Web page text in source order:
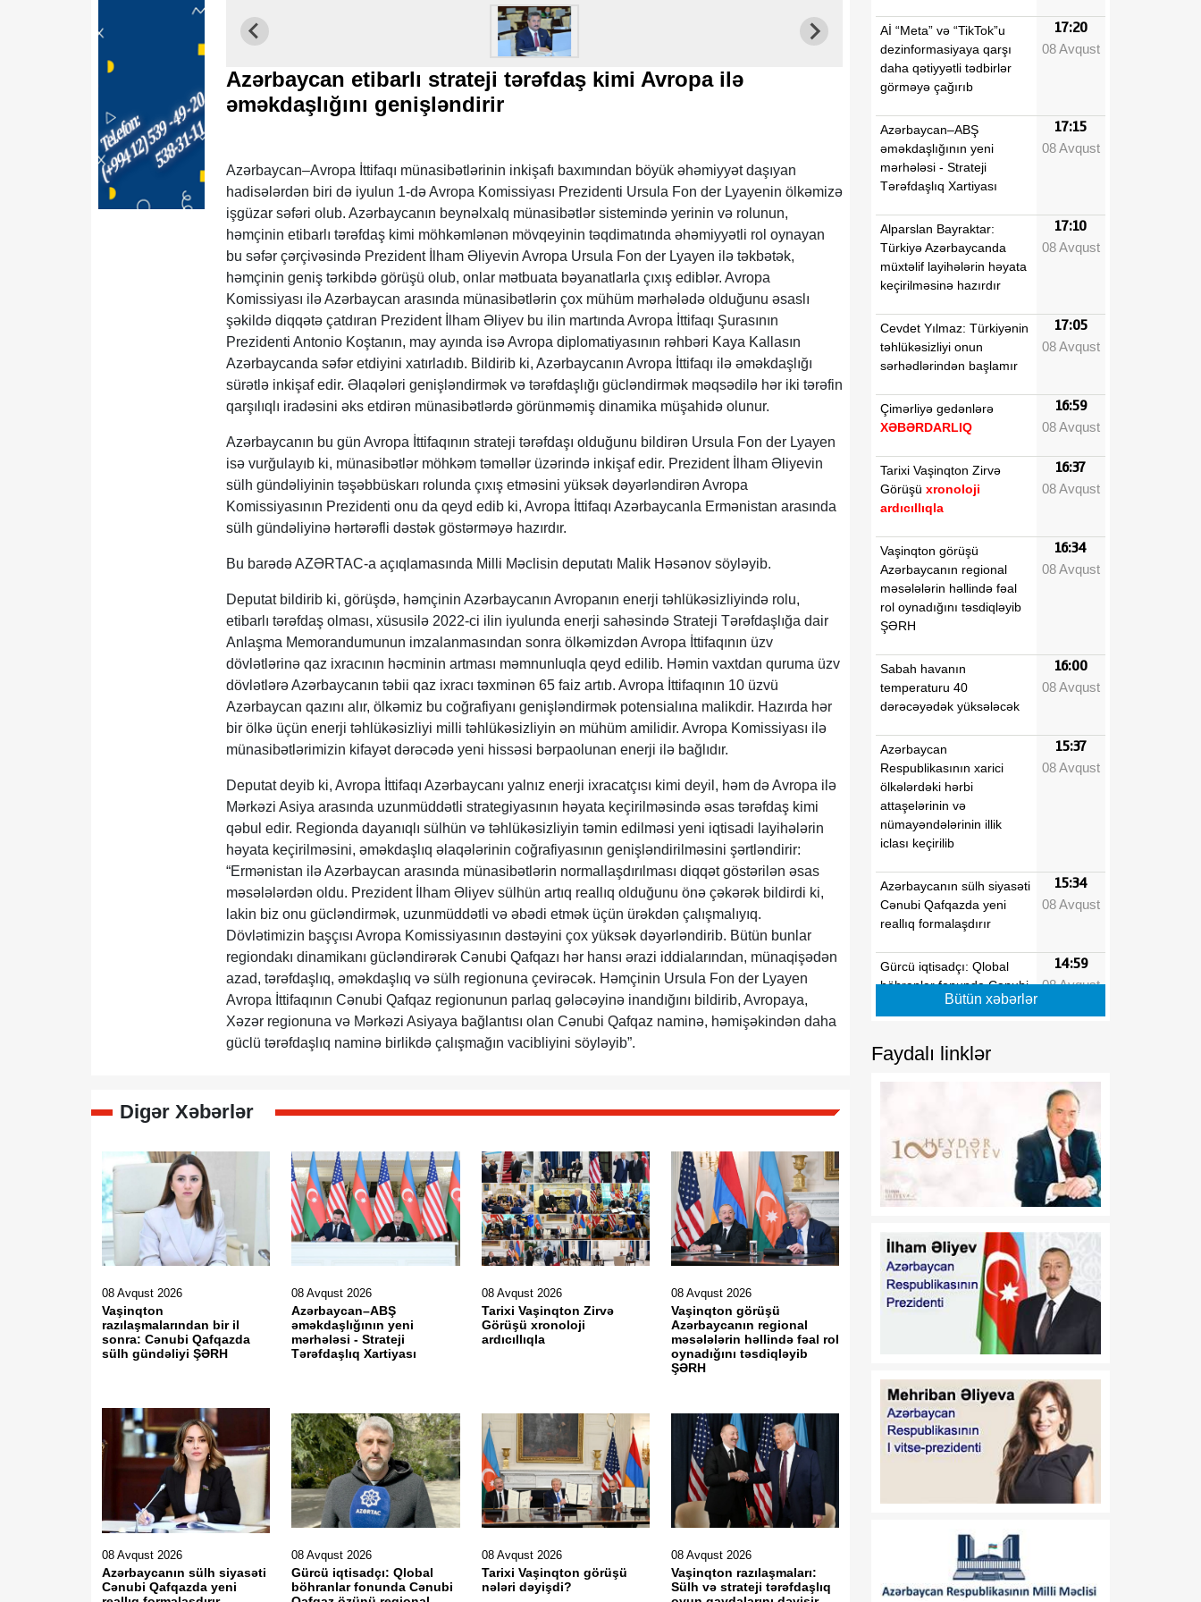
Azərbaycan etibarlı strateji tərəfdaş kimi Avropa ilə
əməkdaşlığını genişləndirir
Azərbaycan–Avropa İttifaqı münasibətlərinin inkişafı baxımından böyük əhəmiyyət daşıyan
hadisələrdən biri də iyulun 1-də Avropa Komissiyası Prezidenti Ursula Fon der Lyayenin ölkəmizə
işgüzar səfəri olub. Azərbaycanın beynəlxalq münasibətlər sistemində yerinin və rolunun,
həmçinin etibarlı tərəfdaş kimi möhkəmlənən mövqeyinin təqdimatında əhəmiyyətli rol oynayan
bu səfər çərçivəsində Prezident İlham Əliyevin Avropa Ursula Fon der Lyayen ilə təkbətək,
həmçinin geniş tərkibdə görüşü olub, onlar mətbuata bəyanatlarla çıxış ediblər. Avropa
Komissiyası ilə Azərbaycan arasında münasibətlərin çox mühüm mərhələdə olduğunu əsaslı
şəkildə diqqətə çatdıran Prezident İlham Əliyev bu ilin martında Avropa İttifaqı Şurasının
Prezidenti Antonio Koştanın, may ayında isə Avropa diplomatiyasının rəhbəri Kaya Kallasın
Azərbaycanda səfər etdiyini xatırladıb. Bildirib ki, Azərbaycanın Avropa İttifaqı ilə əməkdaşlığı
sürətlə inkişaf edir. Əlaqələri genişləndirmək və tərəfdaşlığı gücləndirmək məqsədilə hər iki tərəfin
qarşılıqlı iradəsini əks etdirən münasibətlərdə görünməmiş dinamika müşahidə olunur.
Azərbaycanın bu gün Avropa İttifaqının strateji tərəfdaşı olduğunu bildirən Ursula Fon der Lyayen
isə vurğulayıb ki, münasibətlər möhkəm təməllər üzərində inkişaf edir. Prezident İlham Əliyevin
sülh gündəliyinin təşəbbüskarı rolunda çıxış etməsini yüksək dəyərləndirən Avropa
Komissiyasının Prezidenti onu da qeyd edib ki, Avropa İttifaqı Azərbaycanla Ermənistan arasında
sülh gündəliyinə hərtərəfli dəstək göstərməyə hazırdır.
Bu barədə AZƏRTAC-a açıqlamasında Milli Məclisin deputatı Malik Həsənov söyləyib.
Deputat bildirib ki, görüşdə, həmçinin Azərbaycanın Avropanın enerji təhlükəsizliyində rolu,
etibarlı tərəfdaş olması, xüsusilə 2022-ci ilin iyulunda enerji sahəsində Strateji Tərəfdaşlığa dair
Anlaşma Memorandumunun imzalanmasından sonra ölkəmizdən Avropa İttifaqının üzv
dövlətlərinə qaz ixracının həcminin artması məmnunluqla qeyd edilib. Həmin vaxtdan quruma üzv
dövlətlərə Azərbaycanın təbii qaz ixracı təxminən 65 faiz artıb. Avropa İttifaqının 10 üzvü
Azərbaycan qazını alır, ölkəmiz bu coğrafiyanı genişləndirmək potensialına malikdir. Hazırda hər
bir ölkə üçün enerji təhlükəsizliyi milli təhlükəsizliyin ən mühüm amilidir. Avropa Komissiyası ilə
münasibətlərimizin kifayət dərəcədə yeni hissəsi bərpaolunan enerji ilə bağlıdır.
Deputat deyib ki, Avropa İttifaqı Azərbaycanı yalnız enerji ixracatçısı kimi deyil, həm də Avropa ilə
Mərkəzi Asiya arasında uzunmüddətli strategiyasının həyata keçirilməsində əsas tərəfdaş kimi
qəbul edir. Regionda dayanıqlı sülhün və təhlükəsizliyin təmin edilməsi yeni iqtisadi layihələrin
həyata keçirilməsini, əməkdaşlıq əlaqələrinin coğrafiyasının genişləndirilməsini şərtləndirir:
“Ermənistan ilə Azərbaycan arasında münasibətlərin normallaşdırılması diqqət göstərilən əsas
məsələlərdən oldu. Prezident İlham Əliyev sülhün artıq reallıq olduğunu önə çəkərək bildirdi ki,
lakin biz onu gücləndirmək, uzunmüddətli və əbədi etmək üçün ürəkdən çalışmalıyıq.
Dövlətimizin başçısı Avropa Komissiyasının dəstəyini çox yüksək dəyərləndirib. Bütün bunlar
regiondakı dinamikanı gücləndirərək Cənubi Qafqazı hər hansı ərazi iddialarından, münaqişədən
azad, tərəfdaşlıq, əməkdaşlıq və sülh regionuna çevirəcək. Həmçinin Ursula Fon der Lyayen
Avropa İttifaqının Cənubi Qafqaz regionunun parlaq gələcəyinə inandığını bildirib, Avropaya,
Xəzər regionuna və Mərkəzi Asiyaya bağlantısı olan Cənubi Qafqaz naminə, həmişəkindən daha
güclü tərəfdaşlıq naminə birlikdə çalışmağın vacibliyini söyləyib”.
Digər Xəbərlər
08 Avqust 2026
Vaşinqton
razılaşmalarından bir il
sonra: Cənubi Qafqazda
sülh gündəliyi ŞƏRH
08 Avqust 2026
Azərbaycan–ABŞ
əməkdaşlığının yeni
mərhələsi - Strateji
Tərəfdaşlıq Xartiyası
08 Avqust 2026
Tarixi Vaşinqton Zirvə
Görüşü xronoloji
ardıcıllıqla
08 Avqust 2026
Vaşinqton görüşü
Azərbaycanın regional
məsələlərin həllində fəal rol
oynadığını təsdiqləyib
ŞƏRH
08 Avqust 2026
Azərbaycanın sülh siyasəti
Cənubi Qafqazda yeni
08 Avqust 2026
Gürcü iqtisadçı: Qlobal
böhranlar fonunda Cənubi
08 Avqust 2026
Tarixi Vaşinqton görüşü
nələri dəyişdi?
08 Avqust 2026
Vaşinqton razılaşmaları:
Sülh və strateji tərəfdaşlıq
Aİ “Meta” və “TikTok”u
dezinformasiyaya qarşı
daha qətiyyətli tədbirlər
görməyə çağırıb
17:20
08 Avqust
Azərbaycan–ABŞ
əməkdaşlığının yeni
mərhələsi - Strateji
Tərəfdaşlıq Xartiyası
17:15
08 Avqust
Alparslan Bayraktar:
Türkiyə Azərbaycanda
müxtəlif layihələrin həyata
keçirilməsinə hazırdır
17:10
08 Avqust
Cevdet Yılmaz: Türkiyənin
təhlükəsizliyi onun
sərhədlərindən başlamır
17:05
08 Avqust
Çimərliyə gedənlərə
XƏBƏRDARLIQ
16:59
08 Avqust
Tarixi Vaşinqton Zirvə
Görüşü xronoloji
ardıcıllıqla
16:37
08 Avqust
Vaşinqton görüşü
Azərbaycanın regional
məsələlərin həllində fəal
rol oynadığını təsdiqləyib
ŞƏRH
16:34
08 Avqust
Sabah havanın
temperaturu 40
dərəcəyədək yüksələcək
16:00
08 Avqust
Azərbaycan
Respublikasının xarici
ölkələrdəki hərbi
attaşelərinin və
nümayəndələrinin illik
iclası keçirilib
15:37
08 Avqust
Azərbaycanın sülh siyasəti
Cənubi Qafqazda yeni
reallıq formalaşdırır
15:34
08 Avqust
Gürcü iqtisadçı: Qlobal
böhranlar fonunda Cənubi
Qafqaz özünü regional
14:59
08 Avqust
Tarixi Vaşinqton görüşü
14:09
08 Avqust
Rusiya regionlarına PUA
yeddi nəfər xəsarət alıb
13:42
08 Avqust
Sülh və strateji tərəfdaşlıq
oyun qaydalarını dəyişir
08 Avqust
Valeri Çeçelaşvili:
Vaşinqton Sammiti Cənubi
Qafqazda sülh üçün
13:32
08 Avqust
Vaşinqton görüşləri
Azərbaycanın zəfər
diplomatiyasında yeni
13:19
08 Avqust
Prezidentin Mətbuat
13:03
Vaşinqton görüşü sülh
prosesinin və ABŞ ilə
08 Avqust
Bütün xəbərlər
Faydalı linklər